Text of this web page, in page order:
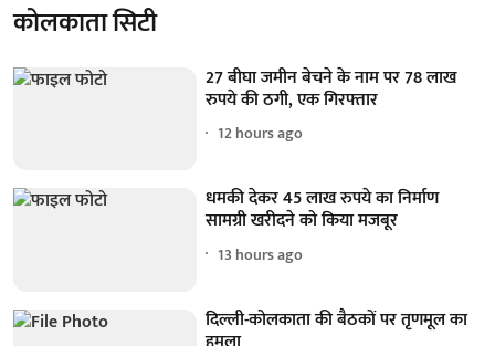
कोलकाता सिटी
27 बीघा जमीन बेचने के नाम पर 78 लाख
रुपये की ठगी, एक गिरफ्तार
12 hours ago
धमकी देकर 45 लाख रुपये का निर्माण
सामग्री खरीदने को किया मजबूर
13 hours ago
दिल्ली-कोलकाता की बैठकों पर तृणमूल का